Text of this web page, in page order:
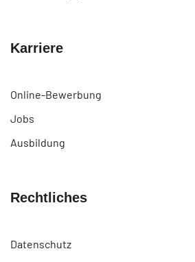
Karriere
Online-Bewerbung
Jobs
Ausbildung
Rechtliches
Datenschutz